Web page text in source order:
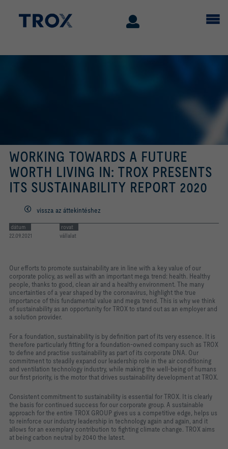
WORKING TOWARDS A FUTURE
WORTH LIVING IN: TROX PRESENTS
ITS SUSTAINABILITY REPORT 2020
vissza az áttekintéshez
dátum
22.09.2021
rovat
vállalat
Our efforts to promote sustainability are in line with a key value of our
corporate policy, as well as with an important mega trend: health. Healthy
people, thanks to good, clean air and a healthy environment. The many
uncertainties of a year shaped by the coronavirus, highlight the true
importance of this fundamental value and mega trend. This is why we think
of sustainability as an opportunity for TROX to stand out as an employer and
a solution provider.
For a foundation, sustainability is by definition part of its very essence. It is
therefore particularly fitting for a foundation-owned company such as TROX
to define and practise sustainability as part of its corporate DNA. Our
commitment to steadily expand our leadership role in the air conditioning
and ventilation technology industry, while making the well-being of humans
our first priority, is the motor that drives sustainability development at TROX.
Consistent commitment to sustainability is essential for TROX. It is clearly
the basis for continued success for our corporate group. A sustainable
approach for the entire TROX GROUP gives us a competitive edge, helps us
to reinforce our industry leadership in technology again and again, and it
allows for an exemplary contribution to fighting climate change. TROX aims
at being carbon neutral by 2040 the latest.